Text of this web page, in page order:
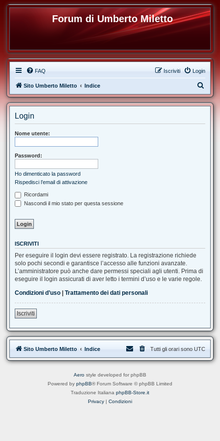
Forum di Umberto Miletto
FAQ Login
Iscriviti
Sito Umberto Miletto Indice
e
Login
Nome utente:
Password:
Ho dimenticato la password
Rispedisci l’email di attivazione
Ricordami
Nascondi il mio stato per questa sessione
ISCRIVITI
Per eseguire il login devi essere registrato. La registrazione richiede
solo pochi secondi e garantisce l’accesso alle funzioni avanzate.
L’amministratore può anche dare permessi speciali agli utenti. Prima di
eseguire il login assicurati di aver letto i termini d’uso e le varie regole.
Condizioni d’uso | Trattamento dei dati personali
Iscriviti
Sito Umberto Miletto Indice Tutti gli orari sono UTC
Aero style developed for phpBB
Powered by phpBB® Forum Software © phpBB Limited
Traduzione Italiana phpBB-Store.it
Privacy | Condizioni